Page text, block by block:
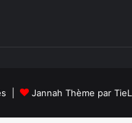
| Jannah Thème par